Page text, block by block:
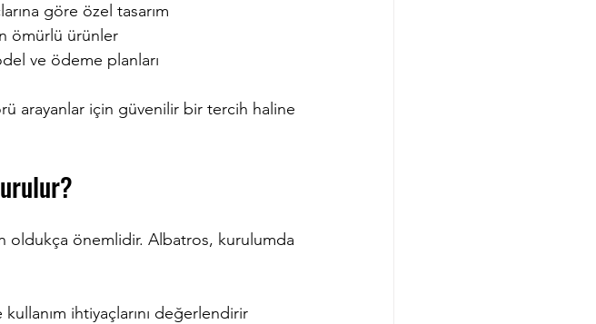
göre özel tasarım
ömürlü ürünler
ve ödeme planları
arayanlar için güvenilir bir tercih haline
oldukça önemlidir. Albatros, kurulumda
kullanım ihtiyaçlarını değerlendirir